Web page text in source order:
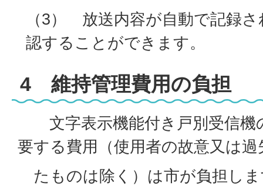
（3） 放送内容が自動で記録
認することができます。
4 維持管理費用の負担
文字表示機能付き戸別受信機
要する費用（使用者の故意又は
たものは除く）は市が負担し